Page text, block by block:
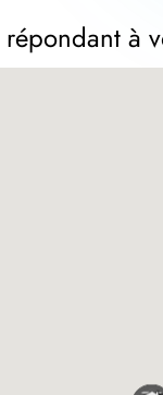
répondant à